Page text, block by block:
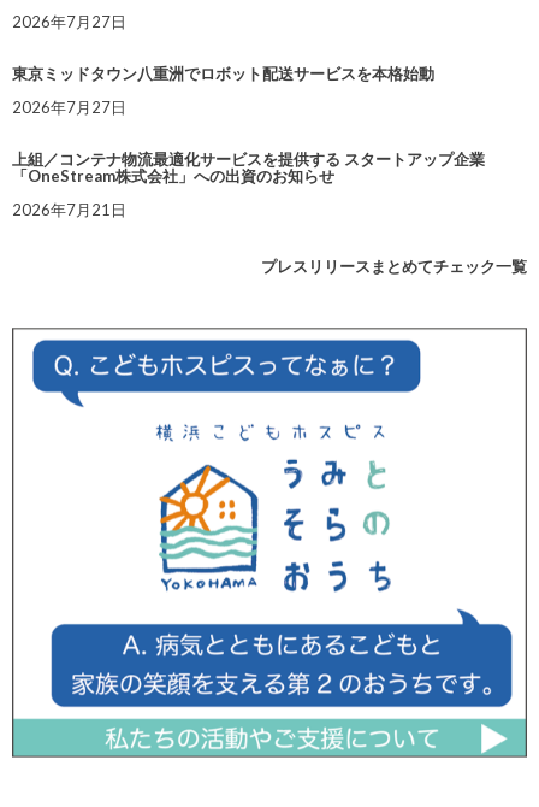
2026年7月27日
東京ミッドタウン八重洲でロボット配送サービスを本格始動
2026年7月27日
上組／コンテナ物流最適化サービスを提供する スタートアップ企業
「OneStream株式会社」への出資のお知らせ
2026年7月21日
プレスリリースまとめてチェック一覧